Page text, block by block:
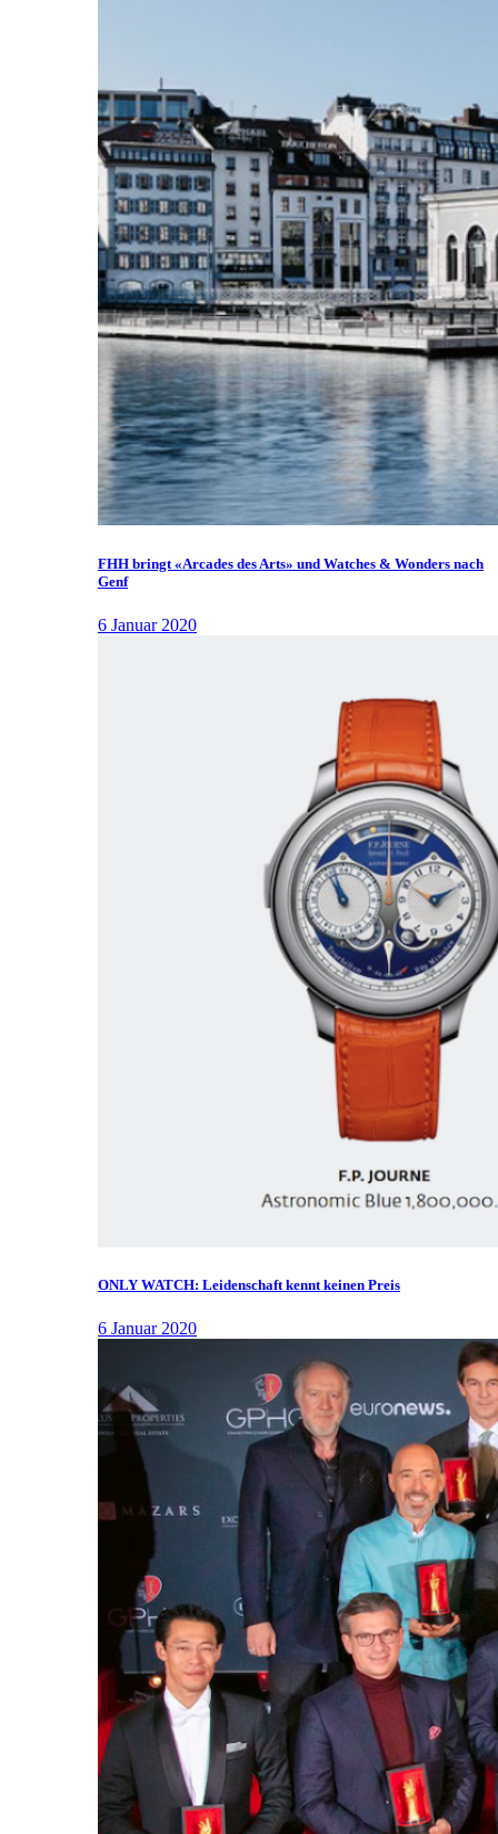
FHH bringt «Arcades des Arts» und Watches & Wonders nach
Genf
6 Januar 2020
ONLY WATCH: Leidenschaft kennt keinen Preis
6 Januar 2020